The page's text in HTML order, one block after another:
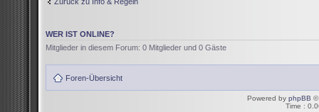
WER IST ONLINE?
Mitglieder in diesem Forum: 0 Mitglieder und 0 Gäste
Foren-Übersicht
Powered by phpBB ©
Time :